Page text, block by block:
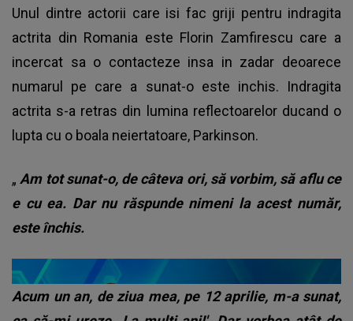
Unul dintre actorii care isi fac griji pentru indragita
actrita din Romania este Florin Zamfirescu care a
incercat sa o contacteze insa in zadar deoarece
numarul pe care a sunat-o este inchis. Indragita
actrita s-a retras din lumina reflectoarelor ducand o
lupta cu o boala neiertatoare, Parkinson.
„ Am tot sunat-o, de câteva ori, să vorbim, să aflu ce
e cu ea. Dar nu răspunde nimeni la acest număr,
este închis.
Acum un an, de ziua mea, pe 12 aprilie, m-a sunat,